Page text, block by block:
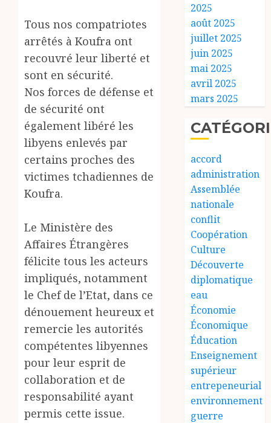
Tous nos compatriotes
arrêtés à Koufra ont
recouvré leur liberté et
sont en sécurité.
Nos forces de défense et
de sécurité ont
également libéré les
libyens enlevés par
certains proches des
victimes tchadiennes de
Koufra.
Le Ministère des
Affaires Étrangères
félicite tous les acteurs
impliqués, notamment
le Chef de l’Etat, dans ce
dénouement heureux et
remercie les autorités
compétentes libyennes
pour leur esprit de
collaboration et de
responsabilité ayant
permis cette issue.
2025
août 2025
juillet 2025
juin 2025
mai 2025
avril 2025
mars 2025
accord
administration
Assemblée
nationale
conflit
Coopération
Culture
Découverte
diplomatique
eau
Économie
Économique
Éducation
Enseignement
supérieur
entrepeneurial
environnement
guerre